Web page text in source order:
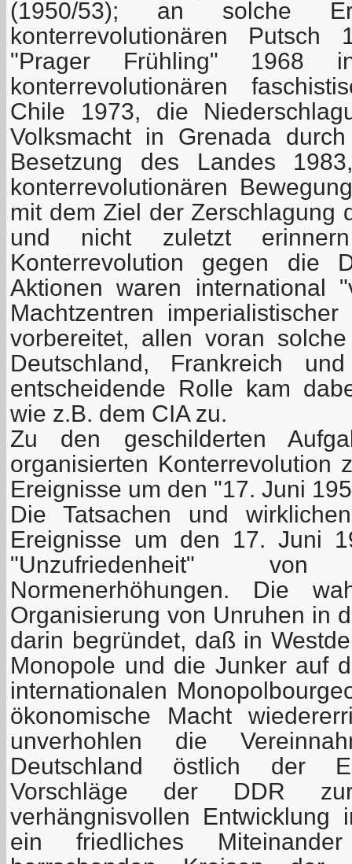
(1950/53); an solche
konterrevolutionären
"Prager Frühling" 1968
konterrevolutionären
Chile 1973, die
Volksmacht in Grenada
Besetzung des Landes
konterrevolutionären
mit dem Ziel der Zerschlagung
und nicht zuletzt
Konterrevolution gegen die
Aktionen waren international
Machtzentren
vorbereitet, allen voran
Deutschland, Frankreich
entscheidende Rolle kam
wie z.B. dem CIA zu.
Zu den geschilderten
organisierten Konterrevolution
Ereignisse um den "17. Juni
Die Tatsachen und
Ereignisse um den 17. Juni
"Unzufriedenheit"
Normenerhöhungen. Die
Organisierung von Unruhen in
darin begründet, daß in
Monopole und die Junker auf
internationalen
ökonomische Macht
unverhohlen die
Deutschland östlich der
Vorschläge der DDR
verhängnisvollen
ein friedliches